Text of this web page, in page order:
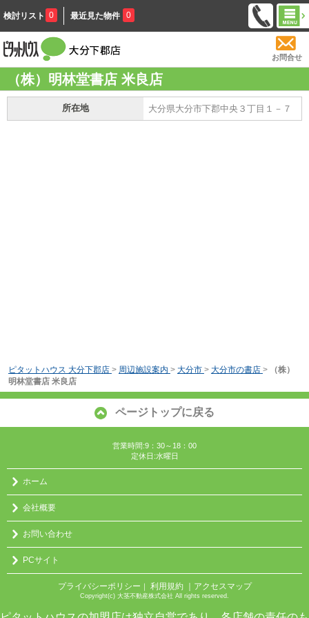
検討リスト 0 最近見た物件 0
お問合せ
（株）明林堂書店 米良店
所在地 大分県大分市下郡中央３丁目１－７
ピタットハウス 大分下郡店 > 周辺施設案内 > 大分市 > 大分市の書店 >
（株）
明林堂書店 米良店
ページトップに戻る
営業時間:9：30～18：00
定休日:水曜日
ホーム
会社概要
お問い合わせ
PCサイト
プライバシーポリシー ｜ 利用規約 ｜アクセスマップ
Copyright(c) 大茎不動産株式会社 All rights reserved.